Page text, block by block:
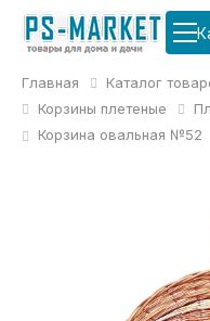
Главная Каталог
Корзины плетеные
Корзина овальная №52